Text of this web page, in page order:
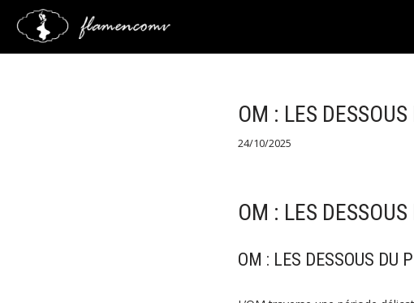
Saltar
OM : LES
24/10/2025
OM : LES
OM : LES DESSOUS DU